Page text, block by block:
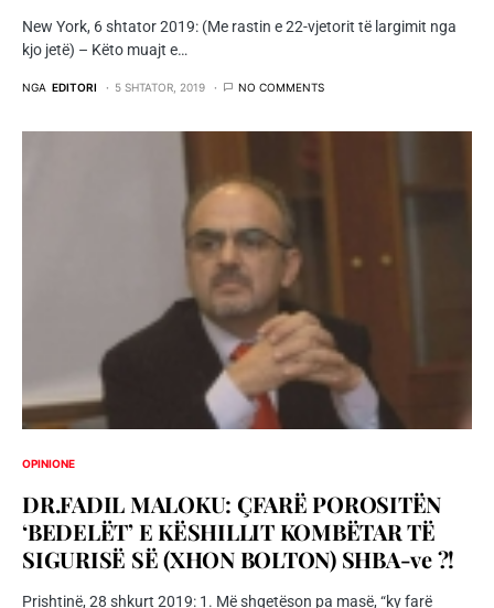
New York, 6 shtator 2019: (Me rastin e 22-vjetorit të largimit nga
kjo jetë) – Këto muajt e…
NGA EDITORI 5 SHTATOR, 2019 NO COMMENTS
OPINIONE
DR.FADIL MALOKU: ÇFARË POROSITËN
‘BEDELËT’ E KËSHILLIT KOMBËTAR TË
SIGURISË SË (XHON BOLTON) SHBA-ve ?!
Prishtinë, 28 shkurt 2019: 1. Më shqetëson pa masë, “ky farë